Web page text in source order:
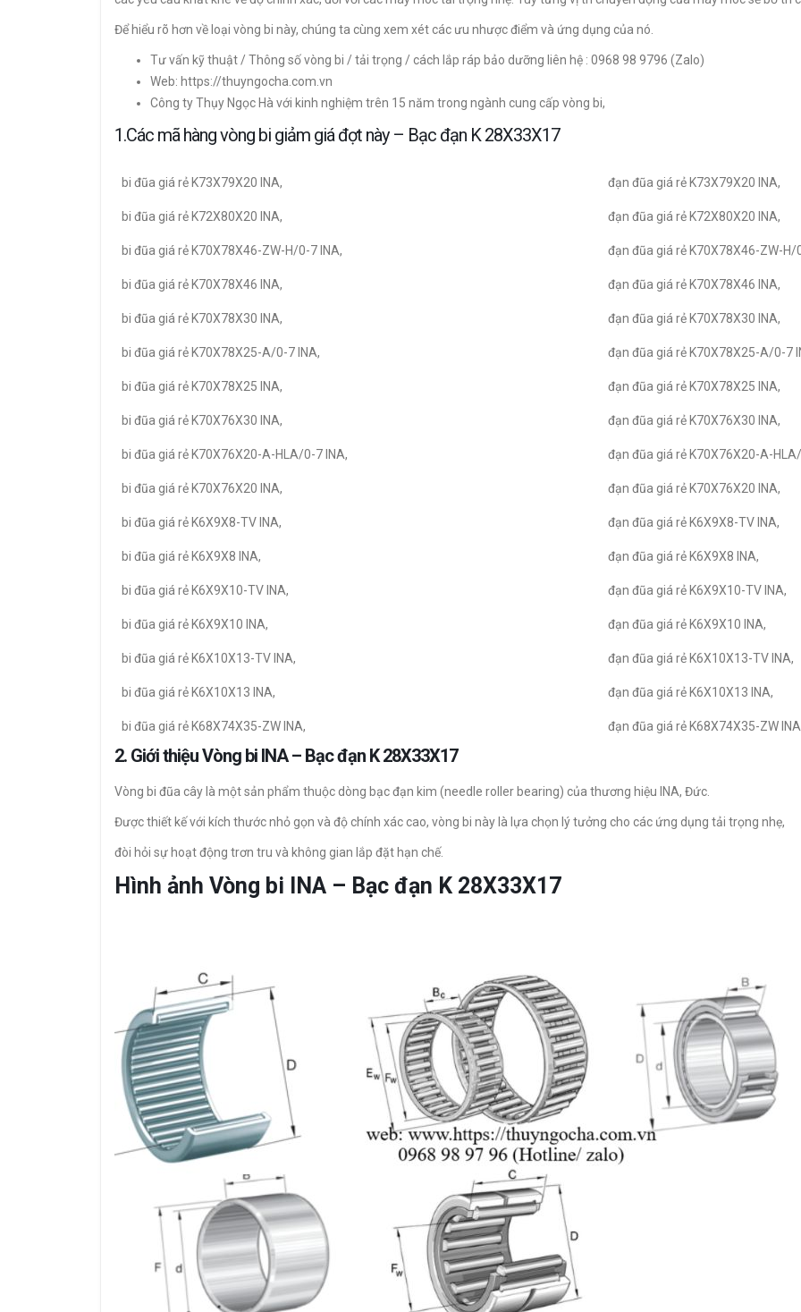
Để hiểu rõ hơn về loại vòng bi này, chúng ta cùng xem xét các ưu nhược điểm và ứng dụng của nó.
Tư vấn kỹ thuật / Thông số vòng bi / tải trọng / cách lắp ráp bảo dưỡng liên hệ : 0968 98 9796 (Zalo)
Web: https://thuyngocha.com.vn
Công ty Thụy Ngọc Hà với kinh nghiệm trên 15 năm trong ngành cung cấp vòng bi,
1.Các mã hàng vòng bi giảm giá đợt này – Bạc đạn K 28X33X17
bi đũa giá rẻ K73X79X20 INA, đạn đũa giá rẻ K73X79X20 INA,
bi đũa giá rẻ K72X80X20 INA, đạn đũa giá rẻ K72X80X20 INA,
bi đũa giá rẻ K70X78X46-ZW-H/0-7 INA, đạn đũa giá rẻ K70X78X46-ZW-H/
bi đũa giá rẻ K70X78X46 INA, đạn đũa giá rẻ K70X78X46 INA,
bi đũa giá rẻ K70X78X30 INA, đạn đũa giá rẻ K70X78X30 INA,
bi đũa giá rẻ K70X78X25-A/0-7 INA, đạn đũa giá rẻ K70X78X25-A/0-7
bi đũa giá rẻ K70X78X25 INA, đạn đũa giá rẻ K70X78X25 INA,
bi đũa giá rẻ K70X76X30 INA, đạn đũa giá rẻ K70X76X30 INA,
bi đũa giá rẻ K70X76X20-A-HLA/0-7 INA, đạn đũa giá rẻ K70X76X20-A-
bi đũa giá rẻ K70X76X20 INA, đạn đũa giá rẻ K70X76X20 INA,
bi đũa giá rẻ K6X9X8-TV INA, đạn đũa giá rẻ K6X9X8-TV INA,
bi đũa giá rẻ K6X9X8 INA, đạn đũa giá rẻ K6X9X8 INA,
bi đũa giá rẻ K6X9X10-TV INA, đạn đũa giá rẻ K6X9X10-TV INA,
bi đũa giá rẻ K6X9X10 INA, đạn đũa giá rẻ K6X9X10 INA,
bi đũa giá rẻ K6X10X13-TV INA, đạn đũa giá rẻ K6X10X13-TV INA,
bi đũa giá rẻ K6X10X13 INA, đạn đũa giá rẻ K6X10X13 INA,
bi đũa giá rẻ K68X74X35-ZW INA, đạn đũa giá rẻ K68X74X35-ZW
2. Giới thiệu Vòng bi INA – Bạc đạn K 28X33X17
Vòng bi đũa cây là một sản phẩm thuộc dòng bạc đạn kim (needle roller bearing) của thương hiệu INA, Đức.
Được thiết kế với kích thước nhỏ gọn và độ chính xác cao, vòng bi này là lựa chọn lý tưởng cho các ứng dụng tải trọng nhẹ,
đòi hỏi sự hoạt động trơn tru và không gian lắp đặt hạn chế.
Hình ảnh Vòng bi INA – Bạc đạn K 28X33X17